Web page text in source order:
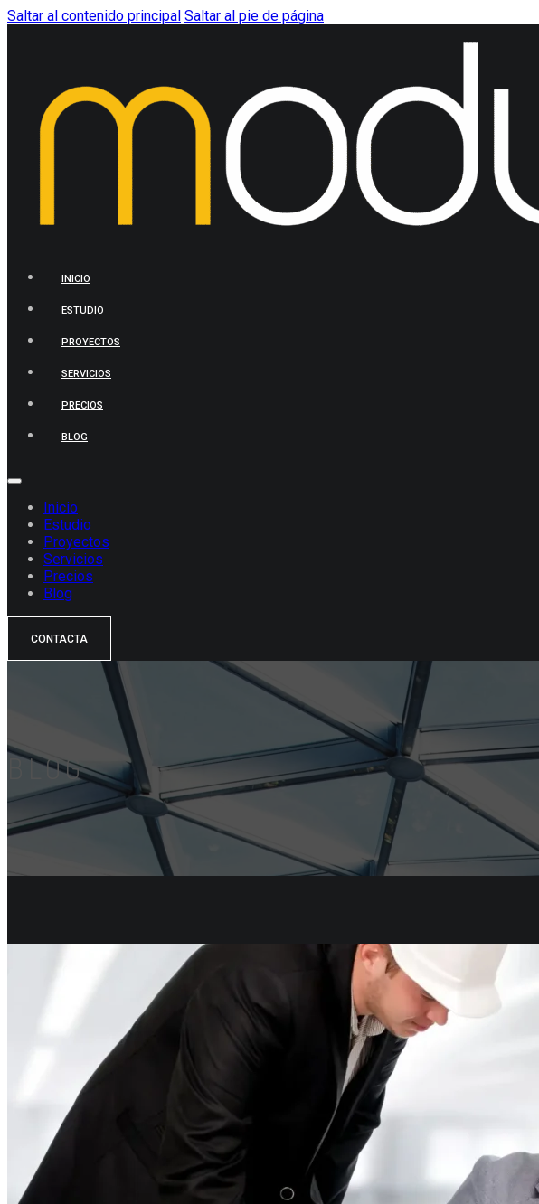
Saltar al contenido principal Saltar al pie de página
INICIO
ESTUDIO
PROYECTOS
SERVICIOS
PRECIOS
BLOG
Inicio
Estudio
Proyectos
Servicios
Precios
Blog
CONTACTA
BLOG